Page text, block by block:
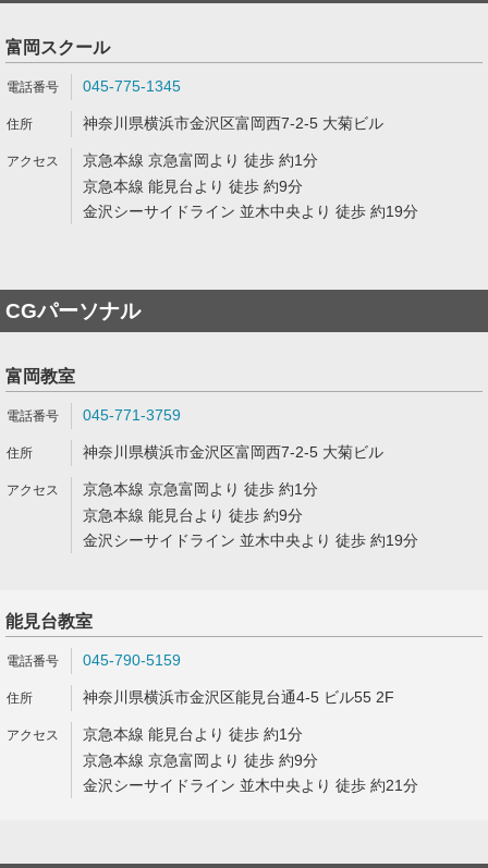
富岡スクール
045-775-1345
神奈川県横浜市金沢区富岡西7-2-5 大菊ビル
京急本線 京急富岡より 徒歩 約1分
京急本線 能見台より 徒歩 約9分
金沢シーサイドライン 並木中央より 徒歩 約19分
CGパーソナル
富岡教室
045-771-3759
神奈川県横浜市金沢区富岡西7-2-5 大菊ビル
京急本線 京急富岡より 徒歩 約1分
京急本線 能見台より 徒歩 約9分
金沢シーサイドライン 並木中央より 徒歩 約19分
能見台教室
045-790-5159
神奈川県横浜市金沢区能見台通4-5 ビル55 2F
京急本線 能見台より 徒歩 約1分
京急本線 京急富岡より 徒歩 約9分
金沢シーサイドライン 並木中央より 徒歩 約21分